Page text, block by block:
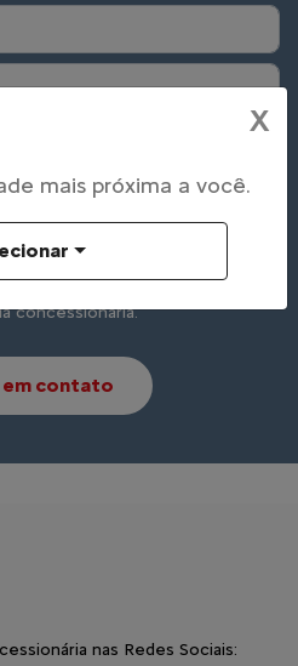
e concordo em
concessionária.
em contato
nas Redes Sociais:
X
mais próxima a você.